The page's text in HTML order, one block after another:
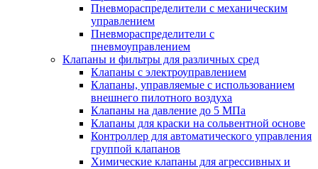
Пневмораспределители с механическим
управлением
Пневмораспределители с
пневмоуправлением
Клапаны и фильтры для различных сред
Клапаны с электроуправлением
Клапаны, управляемые с использованием
внешнего пилотноrо воздуха
Клапаны на давление до 5 МПа
Клапаны для краски на сольвентной основе
Контроллер для автоматического управления
группой клапанов
Химические клапаны для агрессивных и